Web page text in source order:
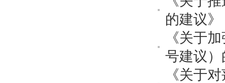
的建议
《关于
号建议
《关于